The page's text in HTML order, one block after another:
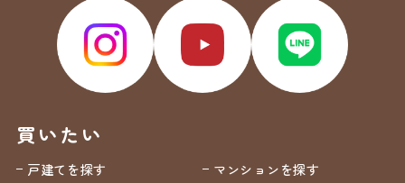
買いたい
戸建てを探す
マンションを探す